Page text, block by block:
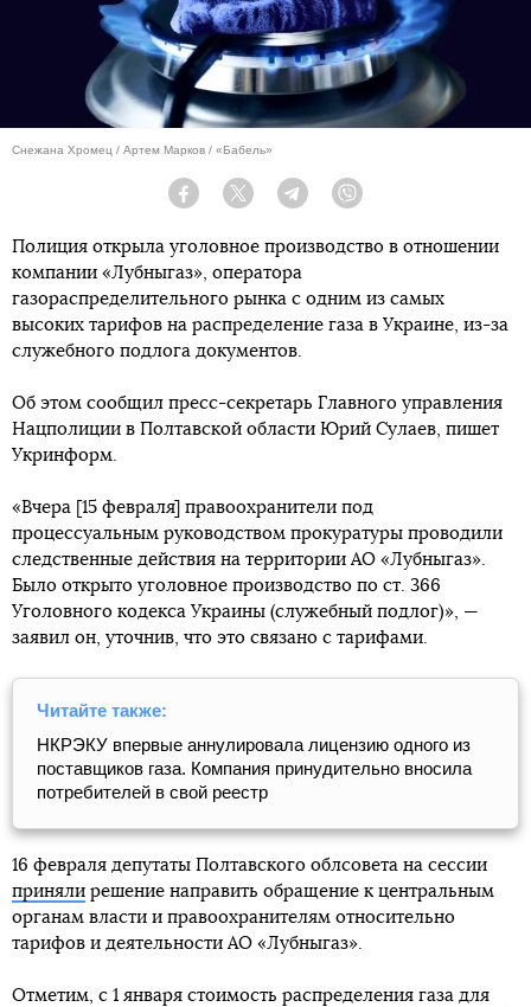
Снежана Хромец / Артем Марков / «Бабель»
Facebook Twitter Telegram
Полиция открыла уголовное производство в отношении
компании «Лубныгаз», оператора
газораспределительного рынка с одним из самых
высоких тарифов на распределение газа в Украине, из-за
служебного подлога документов.
Об этом сообщил пресс-секретарь Главного управления
Нацполиции в Полтавской области Юрий Сулаев, пишет
Укринформ.
«Вчера [15 февраля] правоохранители под
процессуальным руководством прокуратуры проводили
следственные действия на территории АО «Лубныгаз».
Было открыто уголовное производство по ст. 366
Уголовного кодекса Украины (служебный подлог)», —
заявил он, уточнив, что это связано с тарифами.
Читайте также:
НКРЭКУ впервые аннулировала лицензию одного из
поставщиков газа. Компания принудительно вносила
потребителей в свой реестр
16 февраля депутаты Полтавского облсовета на сессии
приняли решение направить обращение к центральным
органам власти и правоохранителям относительно
тарифов и деятельности АО «Лубныгаз».
Отметим, с 1 января стоимость распределения газа для